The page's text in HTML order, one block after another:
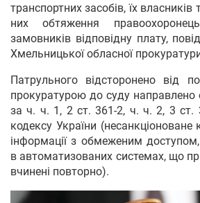
транспортних засобів, їх
них обтяження
замовників відповідну плату,
Хмельницької обласної
Патрульного відсторонено від
прокуратурою до суду направлено
за ч. ч. 1, 2 ст. 361-2, ч. ч. 2, 3 ст.
кодексу України (несанкціоноване
інформації з обмеженим
в автоматизованих системах, що
вчинені повторно).